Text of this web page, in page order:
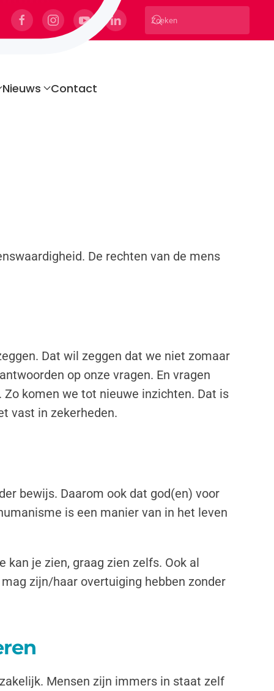
Nieuws Contact
De rechten van de mens
Dat wil zeggen dat we niet zomaar
op onze vragen. En vragen
komen we tot nieuwe inzichten. Dat is
vast in zekerheden.
bewijs. Daarom ook dat god(en) voor
is een manier van in het leven
kan je zien, graag zien zelfs. Ook al
zijn/haar overtuiging hebben zonder
Mensen zijn immers in staat zelf